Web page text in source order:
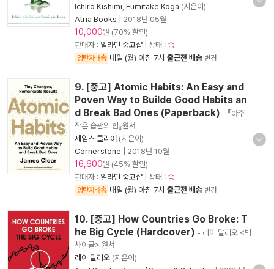
Ichiro Kishimi Fumitake Koga (지은이)
Atria Books
2018년 05월
10,000원 (70% 할인)
판매자 : 알라딘 중고샵 | 상태 : 중
양탄자배송 내일 (월) 아침 7시 출근전 배송 변경
9. [중고] Atomic Habits: An Easy and
Poven Way to Builde Good Habits an
d Break Bad Ones (Paperback) - 『아주
작은 습관의 힘』원서
제임스 클리어 (지은이)
Cornerstone
2018년 10월
16,600원 (45% 할인)
판매자 : 알라딘 중고샵 | 상태 : 중
양탄자배송 내일 (월) 아침 7시 출근전 배송 변경
10. [중고] How Countries Go Broke: T
he Big Cycle (Hardcover) - 레이 달리오 <빅
사이클> 원서
레이 달리오 (지은이)